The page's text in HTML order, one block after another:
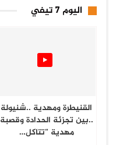
اليوم 7 تيفي
القنيطرة ومهدية ..شنيولة
..بين تجزئة الحدادة وقصبة
مهدية “تتاكل…